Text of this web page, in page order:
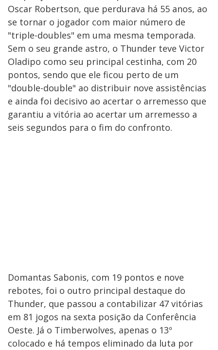
Oscar Robertson, que perdurava há 55 anos, ao
se tornar o jogador com maior número de
"triple-doubles" em uma mesma temporada.
Sem o seu grande astro, o Thunder teve Victor
Oladipo como seu principal cestinha, com 20
pontos, sendo que ele ficou perto de um
"double-double" ao distribuir nove assistências
e ainda foi decisivo ao acertar o arremesso que
garantiu a vitória ao acertar um arremesso a
seis segundos para o fim do confronto.
Domantas Sabonis, com 19 pontos e nove
rebotes, foi o outro principal destaque do
Thunder, que passou a contabilizar 47 vitórias
em 81 jogos na sexta posição da Conferência
Oeste. Já o Timberwolves, apenas o 13º
colocado e há tempos eliminado da luta por